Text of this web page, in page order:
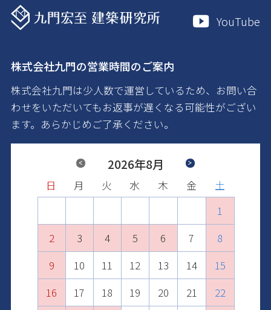
YouTube
株式会社九門の営業時間のご案内
株式会社九門は少人数で運営しているため、お問い合
わせをいただいてもお返事が遅くなる可能性がござい
ます。あらかじめご了承ください。
2026年8月
日 月 火 水 木 金
土
1
2
3 4 5 6 7
8
9
10 11 12 13 14
15
16
17 18 19 20 21
22
日 月 火 水 木 金
土
5
6
7 8 9 10 11
12
13
14 15 16 17 18
19
20
21 22 23 24 25
26
日 月 火 水 木 金
土
3
4
5 6 7 8 9
10
11
12 13 14 15 16
17
18
19 20 21 22 23
24
日 月 火 水 木 金
土
7
8
9 10 11 12 13
14
15
16 17 18 19 20
21
22
23 24 25 26 27
28
日 月 火 水 木 金
土
5
6
7 8 9 10 11
12
13
14 15 16 17 18
19
20
21 22 23 24 25
26
日 月 火 水 木 金
土
2
3
4 5 6 7 8
9
10
11 12 13 14 15
16
17
18 19 20 21 22
23